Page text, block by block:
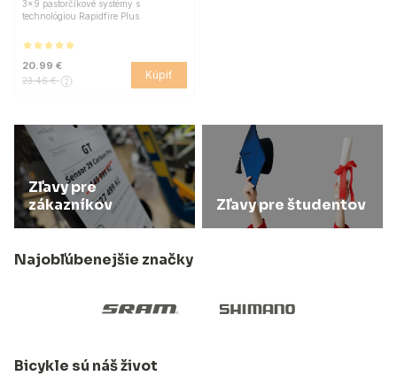
3x9 pastorčíkové systémy s
technológiou Rapidfire Plus.
20.99 €
23.46 € Kúpiť
Zľavy pre
zákazníkov
Zľavy pre študentov
Najobľúbenejšie značky
Bicykle sú náš život